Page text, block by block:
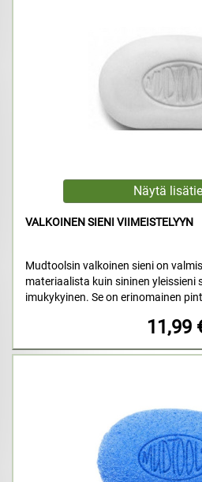
VALKOINEN SIENI VIIMEISTELYYN
Mudtoolsin valkoinen sieni on
materiaalista kuin sininen yleissieni
imukykyinen. Se on erinomainen
11,99